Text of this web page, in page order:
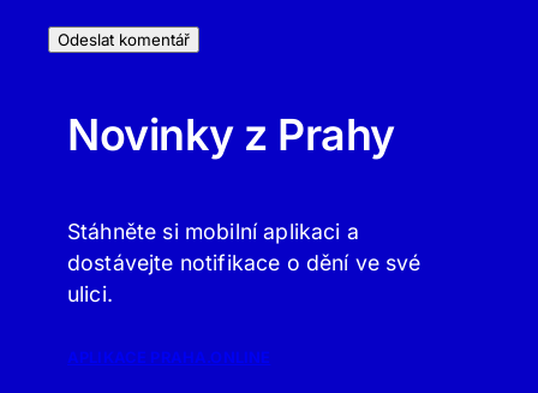
Novinky z Prahy
Stáhněte si mobilní aplikaci a
dostávejte notifikace o dění ve své
ulici.
APLIKACE PRAHA.ONLINE